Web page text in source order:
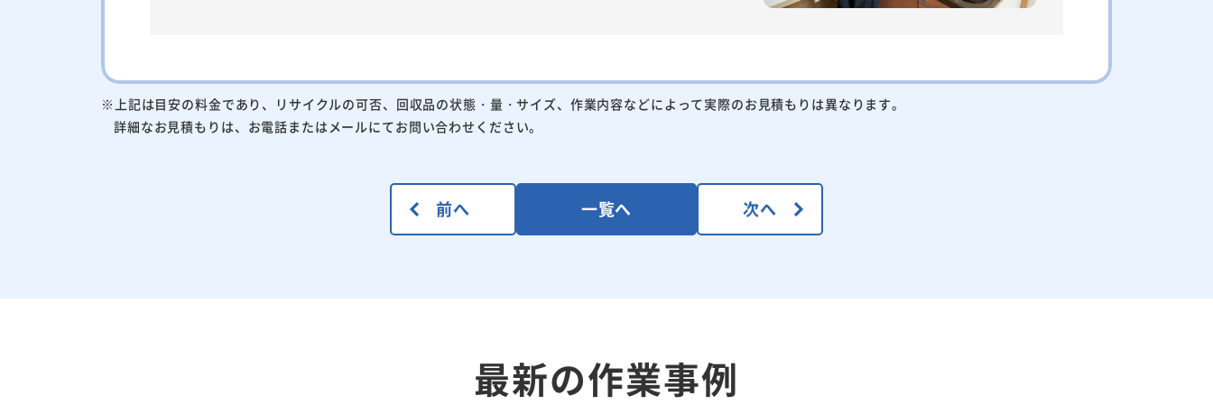
※上記は目安の料金であり、リサイクルの可否、回収品の状態・量・サイズ、作業内容などによって実際のお見積もりは異なります。
詳細なお見積もりは、お電話またはメールにてお問い合わせください。
前へ 一覧へ 次へ
最新の作業事例